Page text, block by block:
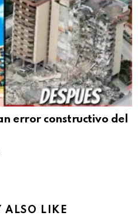
error constructivo del
ALSO LIKE